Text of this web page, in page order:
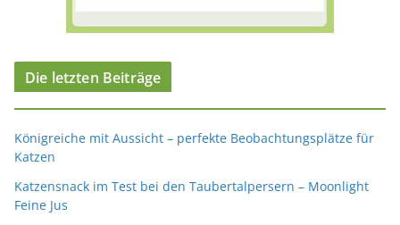
Die letzten Beiträge
Königreiche mit Aussicht – perfekte Beobachtungsplätze für
Katzen
Katzensnack im Test bei den Taubertalpersern – Moonlight
Feine Jus